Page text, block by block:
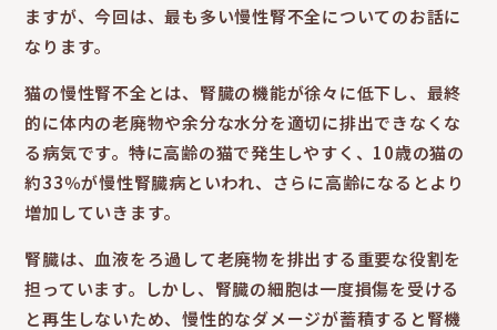
ますが、今回は、最も多い慢性腎不全についてのお話に
なります。
猫の慢性腎不全とは、腎臓の機能が徐々に低下し、最終
的に体内の老廃物や余分な水分を適切に排出できなくな
る病気です。特に高齢の猫で発生しやすく、10歳の猫の
約33％が慢性腎臓病といわれ、さらに高齢になるとより
増加していきます。
腎臓は、血液をろ過して老廃物を排出する重要な役割を
担っています。しかし、腎臓の細胞は一度損傷を受ける
と再生しないため、慢性的なダメージが蓄積すると腎機